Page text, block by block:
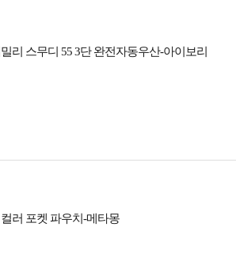
리 스무디 55 3단 완전자동우산-아이보리
러 포켓 파우치-메타몽